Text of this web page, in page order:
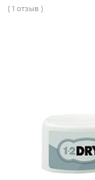
( 1 отзыв )